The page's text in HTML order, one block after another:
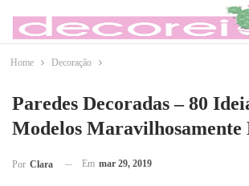
Home Decoração
Paredes Decoradas – 80
Modelos Maravilhosamente
Por Clara Em mar 29, 2019